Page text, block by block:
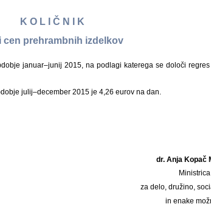
K O L I Č N I K
cen prehrambnih izdelkov
januar–junij 2015, na podlagi katerega se določi regres
julij–december 2015 je 4,26 eurov na dan.
dr. Anja Kopač
Ministrica
za delo, družino,
in enake